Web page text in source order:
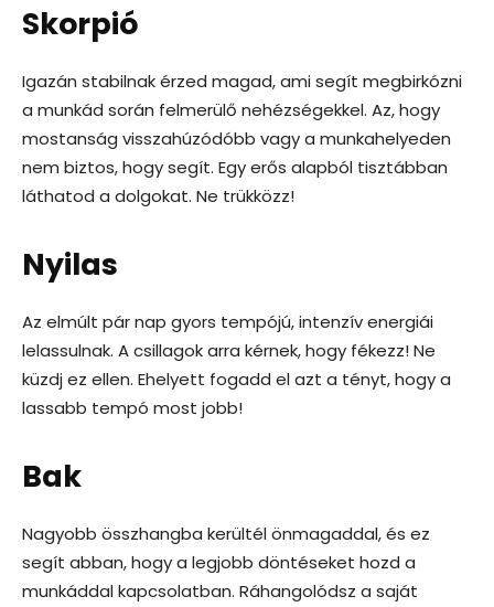
Skorpió
Igazán stabilnak érzed magad, ami segít megbirkózni
a munkád során felmerülő nehézségekkel. Az, hogy
mostanság visszahúzódóbb vagy a munkahelyeden
nem biztos, hogy segít. Egy erős alapból tisztábban
láthatod a dolgokat. Ne trükközz!
Nyilas
Az elmúlt pár nap gyors tempójú, intenzív energiái
lelassulnak. A csillagok arra kérnek, hogy fékezz! Ne
küzdj ez ellen. Ehelyett fogadd el azt a tényt, hogy a
lassabb tempó most jobb!
Bak
Nagyobb összhangba kerültél önmagaddal, és ez
segít abban, hogy a legjobb döntéseket hozd a
munkáddal kapcsolatban. Ráhangolódsz a saját